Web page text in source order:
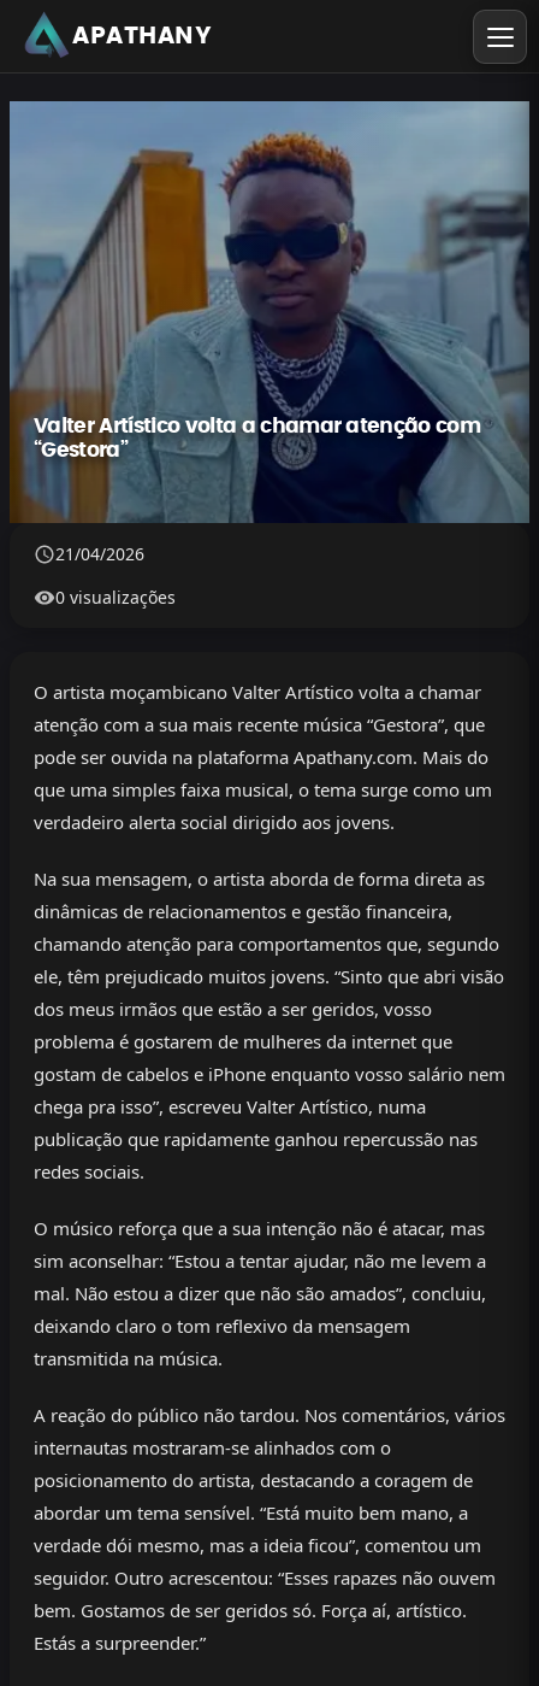
APATHANY
Valter Artístico volta a chamar atenção com
“Gestora”
21/04/2026
0 visualizações
O artista moçambicano Valter Artístico volta a chamar
atenção com a sua mais recente música “Gestora”, que
pode ser ouvida na plataforma Apathany.com. Mais do
que uma simples faixa musical, o tema surge como um
verdadeiro alerta social dirigido aos jovens.
Na sua mensagem, o artista aborda de forma direta as
dinâmicas de relacionamentos e gestão financeira,
chamando atenção para comportamentos que, segundo
ele, têm prejudicado muitos jovens. “Sinto que abri visão
dos meus irmãos que estão a ser geridos, vosso
problema é gostarem de mulheres da internet que
gostam de cabelos e iPhone enquanto vosso salário nem
chega pra isso”, escreveu Valter Artístico, numa
publicação que rapidamente ganhou repercussão nas
redes sociais.
O músico reforça que a sua intenção não é atacar, mas
sim aconselhar: “Estou a tentar ajudar, não me levem a
mal. Não estou a dizer que não são amados”, concluiu,
deixando claro o tom reflexivo da mensagem
transmitida na música.
A reação do público não tardou. Nos comentários, vários
internautas mostraram-se alinhados com o
posicionamento do artista, destacando a coragem de
abordar um tema sensível. “Está muito bem mano, a
verdade dói mesmo, mas a ideia ficou”, comentou um
seguidor. Outro acrescentou: “Esses rapazes não ouvem
bem. Gostamos de ser geridos só. Força aí, artístico.
Estás a surpreender.”